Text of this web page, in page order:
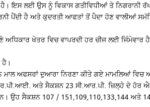
ਇਸ ਲਈ ਉਸ ਨੂੰ ਵਿਕਾਸ ਗਤੀਵਿਧੀਆਂ ਤੇ ਨਿਗਰਾਨੀ
ਪੈਂਦੀ ਹੈ ਅਤੇ ਕੁਦਰਤੀ ਆਫਤਾਂ ਤੋਂ ਪੈਦਾ ਹੋਣ ਵਾਲੀਆਂ
ਖੇਤਰ ਵਿਚ ਵਾਪਰਦੀ ਹਰ ਚੀਜ ਲਈ
ਅਫਸਰਾਂ ਦੁਆਰਾ ਨਿਰਣਾ ਕੀਤੇ ਗਏ ਮਾਮਲਿਆਂ ਵਿਚ
ਅਤੇ ਸੈਕਸ਼ਨ 23 ਸੀ.ਆਰ.ਪੀ. ਜ਼ਿਲ੍ਹੇ ਦੇ ਹੋਰ
ਸੈਕਸ਼ਨ 107 / 151,109,110,133,144 ਅਤੇ